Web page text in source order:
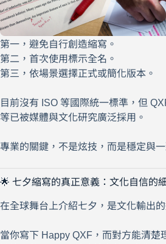
第一，避免自行創造縮寫。
第二，首次使用標示全名。
第三，依場景選擇正式或簡化版本。
目前沒有 ISO 等國際統一標準，但
等已被媒體與文化研究廣泛採用。
專業的關鍵，不是炫技，而是穩定與一
🌟 七夕縮寫的真正意義：文化自信的
在全球舞台上介紹七夕，是文化輸出的
當你寫下 Happy QXF，而對方能清楚